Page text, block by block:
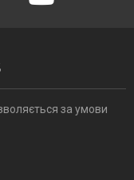
за умови